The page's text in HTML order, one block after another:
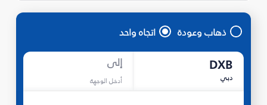
ذهاب وعودة اتجاه واحد
DXB
دبي
إلى
أدخل الوجهة